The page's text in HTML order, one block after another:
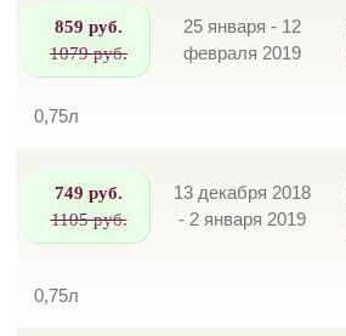
859 руб.
1079 руб.
25 января - 12
февраля 2019
0,75л
749 руб.
1105 руб.
13 декабря 2018
- 2 января 2019
0,75л